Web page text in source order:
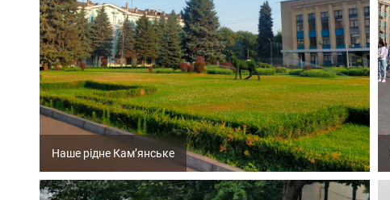
Наше рідне Кам’янське